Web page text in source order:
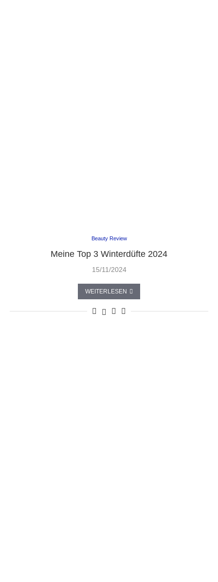
Beauty Review
Meine Top 3 Winterdüfte 2024
15/11/2024
WEITERLESEN